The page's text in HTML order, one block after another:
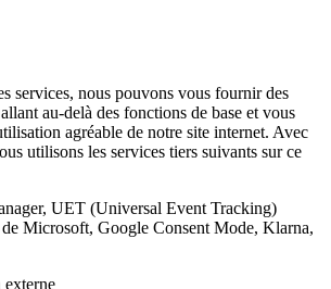
services, nous pouvons vous fournir des
au-delà des fonctions de base et vous
agréable de notre site internet. Avec
utilisons les services tiers suivants sur ce
UET (Universal Event Tracking)
Microsoft, Google Consent Mode, Klarna,
externe